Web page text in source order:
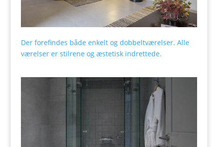
Der forefindes både enkelt og dobbeltværelser. Alle
værelser er stilrene og æstetisk indrettede.